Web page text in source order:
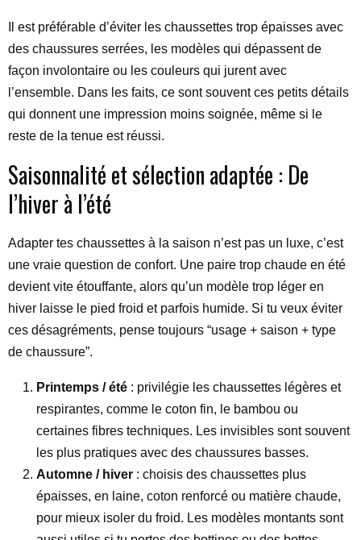
Il est préférable d’éviter les chaussettes trop épaisses avec
des chaussures serrées, les modèles qui dépassent de
façon involontaire ou les couleurs qui jurent avec
l’ensemble. Dans les faits, ce sont souvent ces petits détails
qui donnent une impression moins soignée, même si le
reste de la tenue est réussi.
Saisonnalité et sélection adaptée : De
l’hiver à l’été
Adapter tes chaussettes à la saison n’est pas un luxe, c’est
une vraie question de confort. Une paire trop chaude en été
devient vite étouffante, alors qu’un modèle trop léger en
hiver laisse le pied froid et parfois humide. Si tu veux éviter
ces désagréments, pense toujours “usage + saison + type
de chaussure”.
Printemps / été : privilégie les chaussettes légères et
respirantes, comme le coton fin, le bambou ou
certaines fibres techniques. Les invisibles sont souvent
les plus pratiques avec des chaussures basses.
Automne / hiver : choisis des chaussettes plus
épaisses, en laine, coton renforcé ou matière chaude,
pour mieux isoler du froid. Les modèles montants sont